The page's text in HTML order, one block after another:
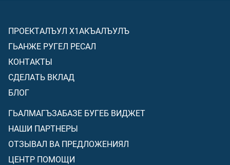
ПРОЕКТАЛЪУЛ Х1АКЪАЛЪУЛЪ
ГЬАНЖЕ РУГЕЛ РЕСАЛ
КОНТАКТЫ
СДЕЛАТЬ ВКЛАД
БЛОГ
ГЬАЛМАГЪЗАБАЗЕ БУГЕБ ВИДЖЕТ
НАШИ ПАРТНЕРЫ
ОТЗЫВАЛ ВА ПРЕДЛОЖЕНИЯЛ
ЦЕНТР ПОМОЩИ